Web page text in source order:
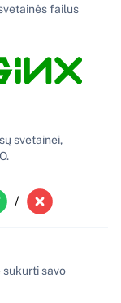
failus
svetainei,
/
sukurti savo